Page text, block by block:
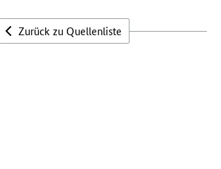
Zurück zu Quellenliste